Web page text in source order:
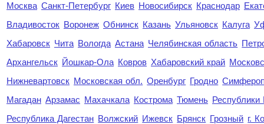
Москва Санкт-Петербург Киев Новосибирск Краснодар
Владивосток Воронеж Обнинск Казань Ульяновск Калуга
Хабаровск Чита Вологда Астана Челябинская область
Архангельск Йошкар-Ола Ковров Хабаровский край
Нижневартовск Московская обл. Оренбург Гродно
Магадан Арзамас Махачкала Кострома Тюмень Республики
Республика Дагестан Волжский Ижевск Брянск Грозный г.